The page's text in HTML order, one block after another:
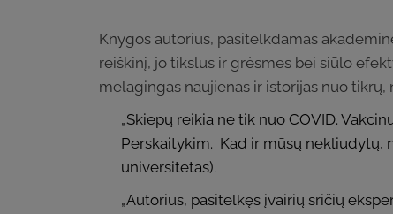
Knygos autorius, pasitelkdamas
reiškinį, jo tikslus ir grėsmes bei siūlo
melagingas naujienas ir istorijas nuo
„Skiepų reikia ne tik nuo COVID.
Perskaitykim. Kad ir mūsų nekliudytų,
universitetas).
„Autorius, pasitelkęs įvairių sričių